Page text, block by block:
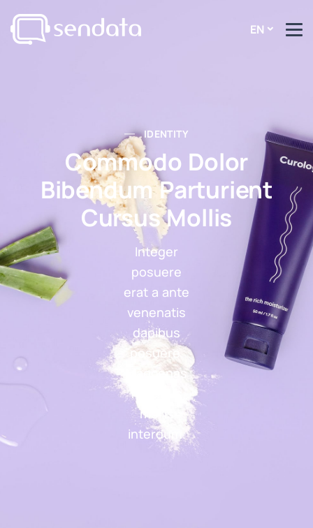
EN
IDENTITY
Commodo Dolor
Bibendum Parturient
Cursus Mollis
Integer
posuere
erat a ante
venenatis
dapibus
posuere.
Maecenas
faucibus
mollis
interdum.